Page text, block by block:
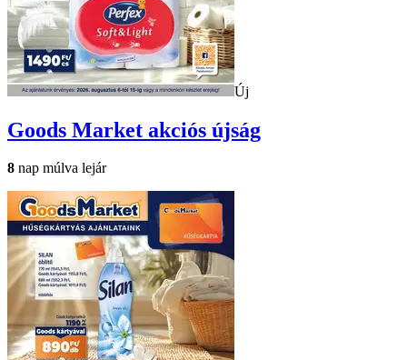
Új
Goods Market akciós újság
8 nap múlva lejár